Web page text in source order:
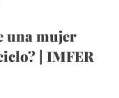
una mujer
| IMFER